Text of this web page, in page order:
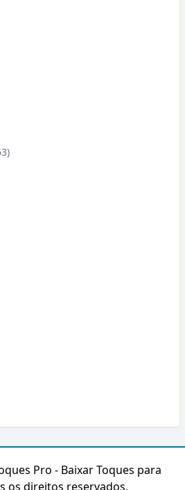
Pro - Baixar Toques para
os direitos reservados.